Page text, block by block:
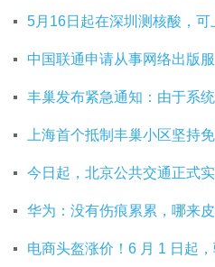
5月16日起在深圳测核酸，可
中国联通申请从事网络出版
今日起，北京公共交通正式实
华为：没有伤痕累累，哪来